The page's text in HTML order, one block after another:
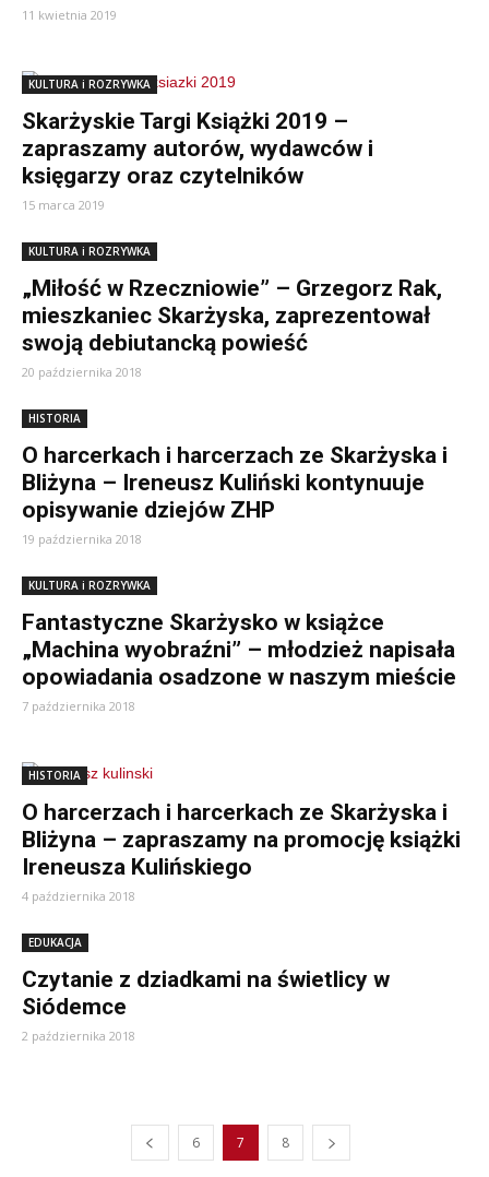
11 kwietnia 2019
KULTURA i ROZRYWKA
Skarżyskie Targi Książki 2019 –
zapraszamy autorów, wydawców i
księgarzy oraz czytelników
15 marca 2019
KULTURA i ROZRYWKA
„Miłość w Rzeczniowie” – Grzegorz Rak,
mieszkaniec Skarżyska, zaprezentował
swoją debiutancką powieść
20 października 2018
HISTORIA
O harcerkach i harcerzach ze Skarżyska i
Bliżyna – Ireneusz Kuliński kontynuuje
opisywanie dziejów ZHP
19 października 2018
KULTURA i ROZRYWKA
Fantastyczne Skarżysko w książce
„Machina wyobraźni” – młodzież napisała
opowiadania osadzone w naszym mieście
7 października 2018
HISTORIA
O harcerzach i harcerkach ze Skarżyska i
Bliżyna – zapraszamy na promocję książki
Ireneusza Kulińskiego
4 października 2018
EDUKACJA
Czytanie z dziadkami na świetlicy w
Siódemce
2 października 2018
6 7 8